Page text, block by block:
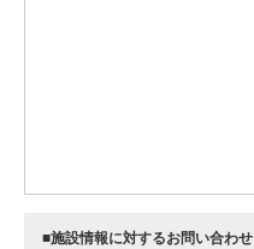
■施設情報に対するお問い合わせ